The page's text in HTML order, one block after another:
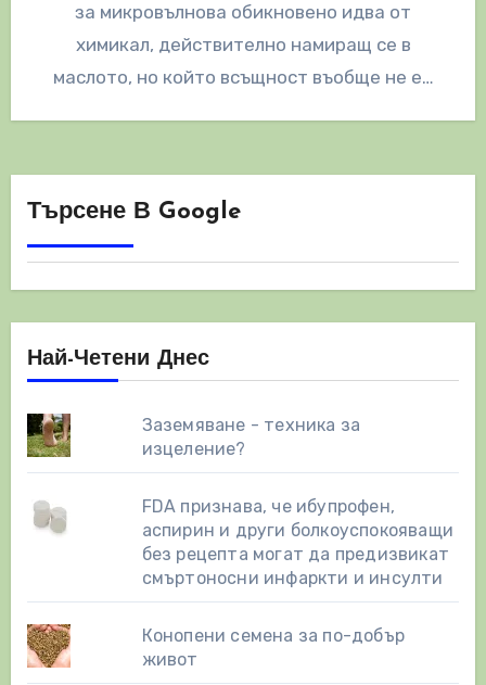
за микровълнова обикновено идва от
химикал, действително намиращ се в
маслото, но който всъщност въобще не е…
Търсене В Google
Най-Четени Днес
Заземяване - техника за
изцеление?
FDA признава, че ибупрофен,
аспирин и други болкоуспокояващи
без рецепта могат да предизвикат
смъртоносни инфаркти и инсулти
Конопени семена за по-добър
живот